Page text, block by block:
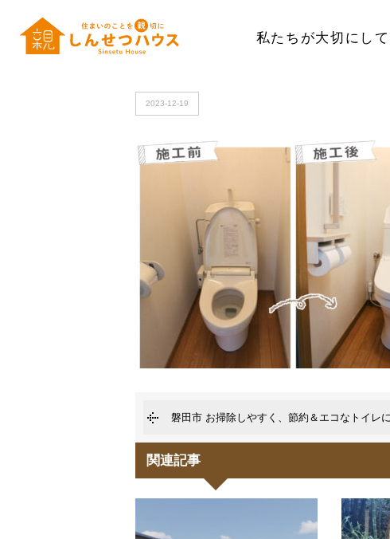
私たちが大切にし
HOME >tajima2
2023-12-19
磐田市 お掃除しやすく、節約＆エコなトイレ
関連記事